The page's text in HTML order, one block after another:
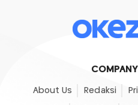
About Us Redaksi